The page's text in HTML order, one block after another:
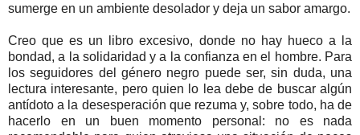
sumerge en un ambiente desolador y deja un sabor amargo.
Creo que es un libro excesivo, donde no hay hueco a la
bondad, a la solidaridad y a la confianza en el hombre. Para
los seguidores del género negro puede ser, sin duda, una
lectura interesante, pero quien lo lea debe de buscar algún
antídoto a la desesperación que rezuma y, sobre todo, ha de
hacerlo en un buen momento personal: no es nada